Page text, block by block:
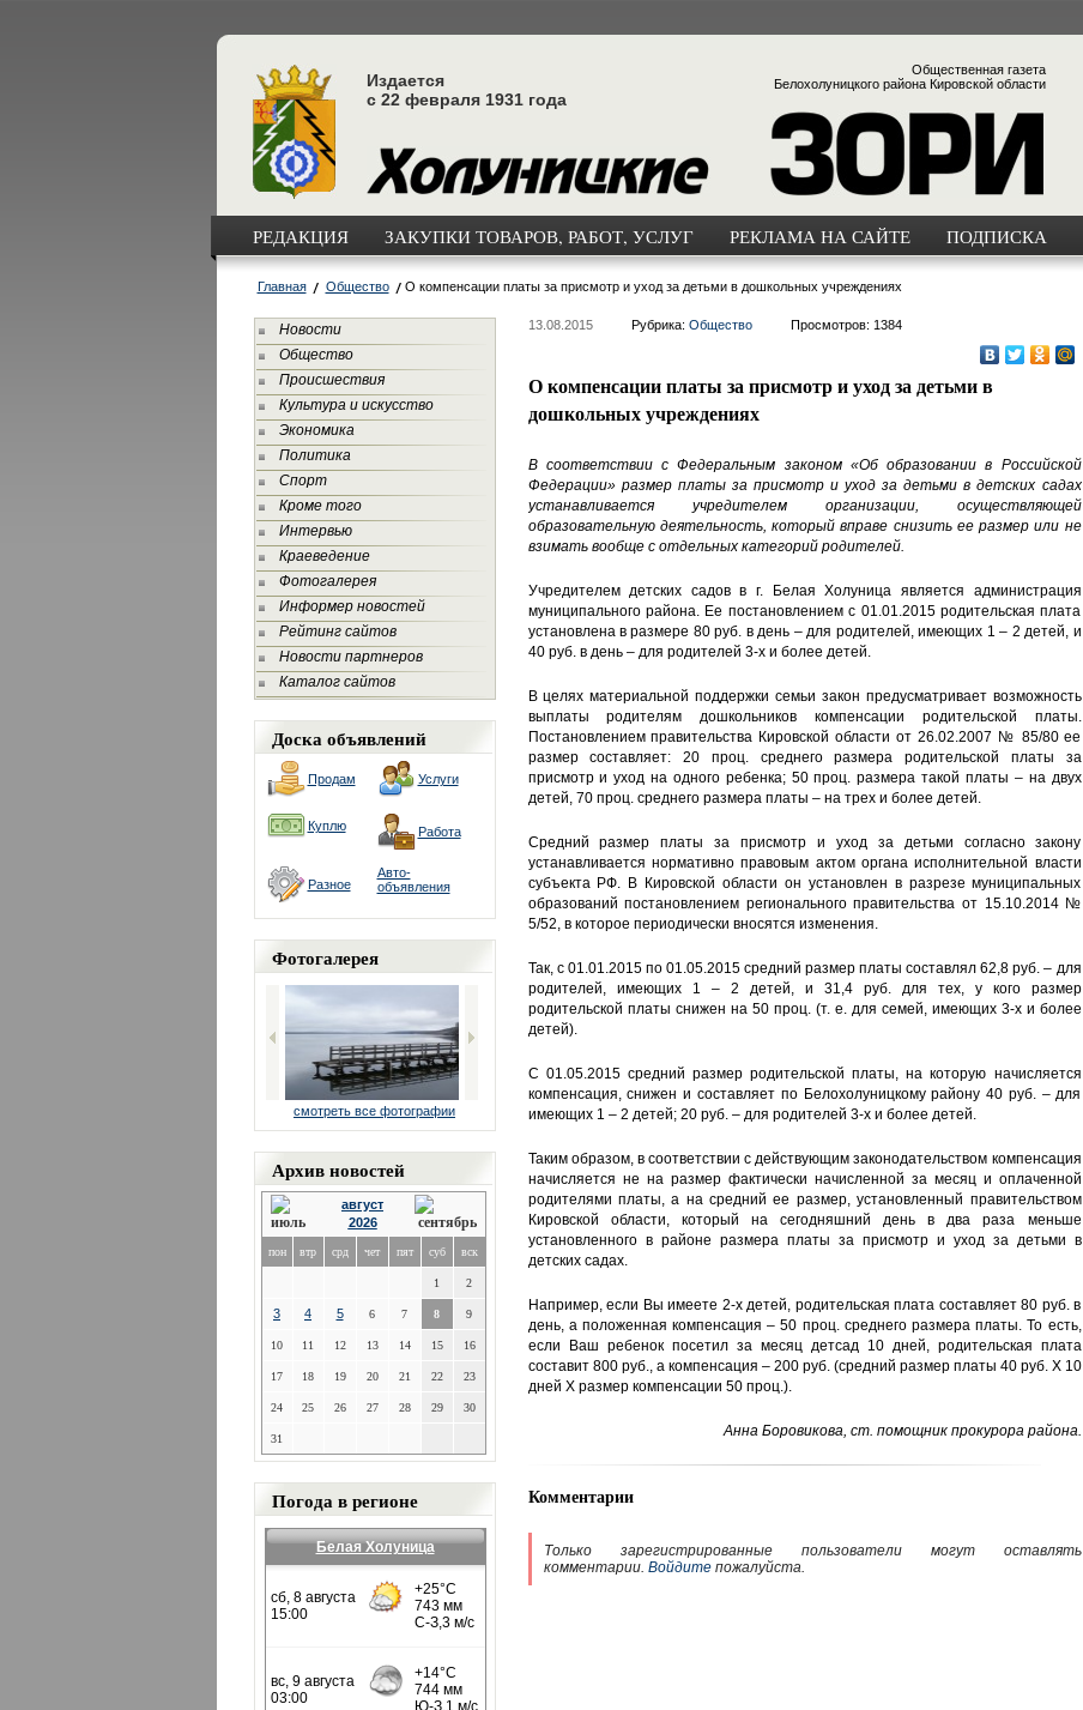
Издается
с 22 февраля 1931 года
Общественная газета
Белохолуницкого района Кировской области
РЕДАКЦИЯ ЗАКУПКИ ТОВАРОВ, РАБОТ, УСЛУГ РЕКЛАМА НА САЙТЕ ПОДПИСКА
Главная Общество О компенсации платы за присмотр и уход за детьми в дошкольных учреждениях
Новости
Общество
Происшествия
Культура и искусство
Экономика
Политика
Спорт
Кроме того
Интервью
Краеведение
Фотогалерея
Информер новостей
Рейтинг сайтов
Новости партнеров
Каталог сайтов
Доска объявлений
Продам Услуги
Куплю Работа
Разное
Авто-
объявления
Фотогалерея
смотреть все фотографии
Архив новостей
август
2026
пон втр срд чет пят суб вск
1 2
3 4 5 6 7 8 9
10 11 12 13 14 15 16
17 18 19 20 21 22 23
24 25 26 27 28 29 30
31
Погода в регионе
Белая Холуница
13.08.2015 Рубрика: Общество Просмотров: 1384
О компенсации платы за присмотр и уход за детьми в
дошкольных учреждениях
В соответствии с Федеральным законом «Об образовании в Российской
Федерации» размер платы за присмотр и уход за детьми в детских садах
устанавливается учредителем организации, осуществляющей
образовательную деятельность, который вправе снизить ее размер или не
взимать вообще с отдельных категорий родителей.
Учредителем детских садов в г. Белая Холуница является администрация
муниципального района. Ее постановлением с 01.01.2015 родительская плата
установлена в размере 80 руб. в день – для родителей, имеющих 1 – 2 детей, и
40 руб. в день – для родителей 3-х и более детей.
В целях материальной поддержки семьи закон предусматривает возможность
выплаты родителям дошкольников компенсации родительской платы.
Постановлением правительства Кировской области от 26.02.2007 № 85/80 ее
размер составляет: 20 проц. среднего размера родительской платы за
присмотр и уход на одного ребенка; 50 проц. размера такой платы – на двух
детей, 70 проц. среднего размера платы – на трех и более детей.
Средний размер платы за присмотр и уход за детьми согласно закону
устанавливается нормативно правовым актом органа исполнительной власти
субъекта РФ. В Кировской области он установлен в разрезе муниципальных
образований постановлением регионального правительства от 15.10.2014 №
5/52, в которое периодически вносятся изменения.
Так, с 01.01.2015 по 01.05.2015 средний размер платы составлял 62,8 руб. – для
родителей, имеющих 1 – 2 детей, и 31,4 руб. для тех, у кого размер
родительской платы снижен на 50 проц. (т. е. для семей, имеющих 3-х и более
детей).
С 01.05.2015 средний размер родительской платы, на которую начисляется
компенсация, снижен и составляет по Белохолуницкому району 40 руб. – для
имеющих 1 – 2 детей; 20 руб. – для родителей 3-х и более детей.
Таким образом, в соответствии с действующим законодательством компенсация
начисляется не на размер фактически начисленной за месяц и оплаченной
родителями платы, а на средний ее размер, установленный правительством
Кировской области, который на сегодняшний день в два раза меньше
установленного в районе размера платы за присмотр и уход за детьми в
детских садах.
Например, если Вы имеете 2-х детей, родительская плата составляет 80 руб. в
день, а положенная компенсация – 50 проц. среднего размера платы. То есть,
если Ваш ребенок посетил за месяц детсад 10 дней, родительская плата
составит 800 руб., а компенсация – 200 руб. (средний размер платы 40 руб. Х 10
дней Х размер компенсации 50 проц.).
Анна Боровикова, ст. помощник прокурора района.
Комментарии
Только зарегистрированные пользователи могут оставлять
комментарии. Войдитепожалуйста.